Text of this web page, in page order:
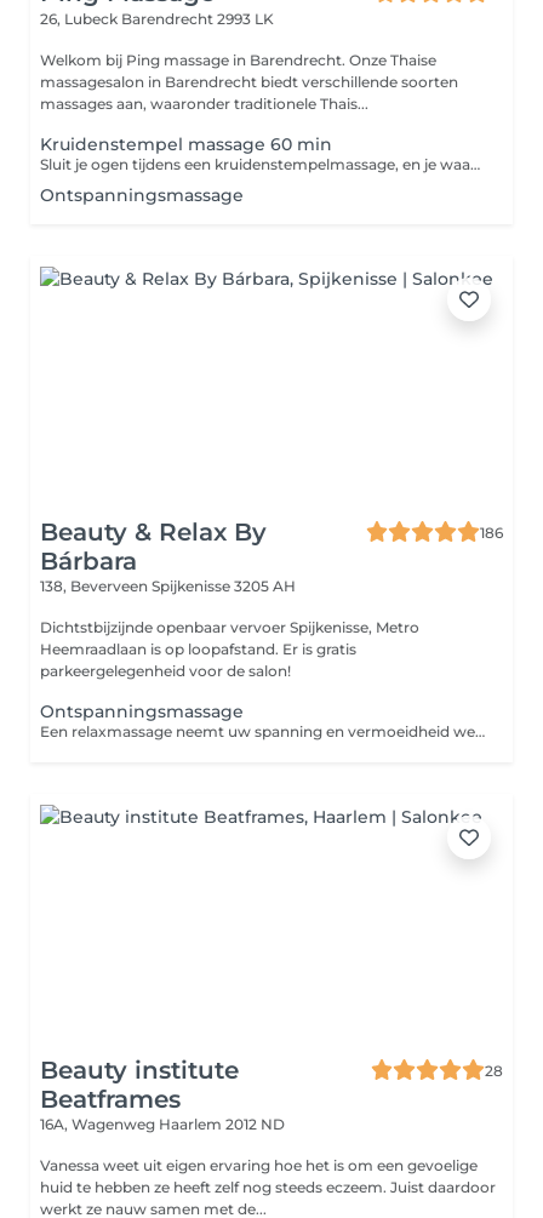
26, Lubeck Barendrecht 2993 LK
Welkom bij Ping massage in Barendrecht. Onze Thaise
massagesalon in Barendrecht biedt verschillende soorten
massages aan, waaronder traditionele Thais...
Kruidenstempel massage 60 min
Sluit je ogen tijdens een kruidenstempelmassage, en je waant je meteen in Thailand. De masseuse gebruikt warme bundels gevuld met geneeskrachtige Thaise kruiden. Alleen al de geur zorgt voor directe ontspanning.
Ontspanningsmassage
Beauty & Relax By
Bárbara
186
138, Beverveen Spijkenisse 3205 AH
Dichtstbijzijnde openbaar vervoer Spijkenisse, Metro
Heemraadlaan is op loopafstand. Er is gratis
parkeergelegenheid voor de salon!
Ontspanningsmassage
Een relaxmassage neemt uw spanning en vermoeidheid weg. En brengt daar ontspanning en nieuwe energie voor in de plaats. Meestal is de massage wat zachter, maar de keuze is aan u. Doel: rust en algehele ontspanning van uw lichaam en geest. Power: zachte tot gemiddelde druk. Gemasseerde zones: nek, schouders, rug, benen (voorkant en achterkant), armen en hoofd. Drukpunten: de drukpunten worden met lichte kracht gemasseerd. Effect: betere doorstroom van lichamelijke en emotionele energie, waardoor u zich vitaler en energieker voelt.
Beauty institute
Beatframes
28
16A, Wagenweg Haarlem 2012 ND
Vanessa weet uit eigen ervaring hoe het is om een gevoelige
huid te hebben ze heeft zelf nog steeds eczeem. Juist daardoor
werkt ze nauw samen met de...